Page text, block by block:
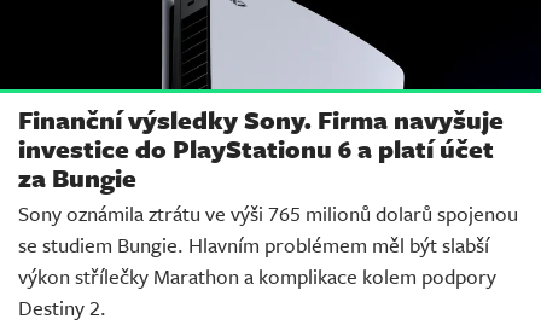
Finanční výsledky Sony. Firma navyšuje
investice do PlayStationu 6 a platí účet
za Bungie
Sony oznámila ztrátu ve výši 765 milionů dolarů spojenou
se studiem Bungie. Hlavním problémem měl být slabší
výkon střílečky Marathon a komplikace kolem podpory
Destiny 2.